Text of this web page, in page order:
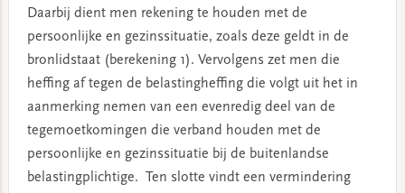
Daarbij dient men rekening te houden met de
persoonlijke en gezinssituatie, zoals deze geldt in de
bronlidstaat (berekening 1). Vervolgens zet men die
heffing af tegen de belastingheffing die volgt uit het in
aanmerking nemen van een evenredig deel van de
tegemoetkomingen die verband houden met de
persoonlijke en gezinssituatie bij de buitenlandse
belastingplichtige. Ten slotte vindt een vermindering